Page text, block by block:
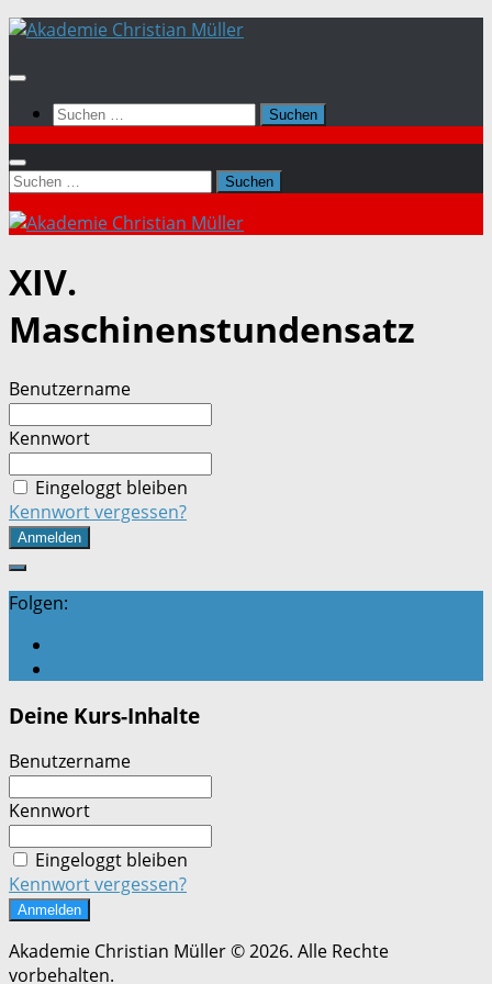
Zum
springen
Suchen
Suchen
XIV.
Maschinenstundensatz
Benutzername
Kennwort
Eingeloggt bleiben
Kennwort vergessen?
Folgen:
Deine Kurs-Inhalte
Benutzername
Kennwort
Eingeloggt bleiben
Kennwort vergessen?
Akademie Christian Müller © 2026. Alle Rechte
vorbehalten.